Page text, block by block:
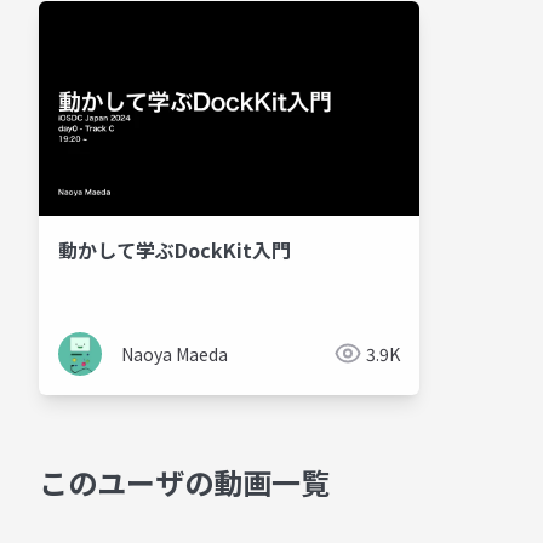
動かして学ぶDockKit入門
Naoya Maeda 3.9K
このユーザの動画一覧